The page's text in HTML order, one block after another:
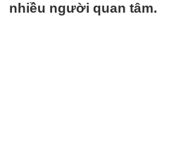
nhiều người quan tâm.